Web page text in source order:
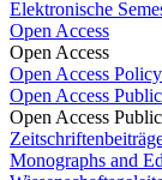
Elektronische
Open Access
Open Access
Open Access Policy
Open Access
Open Access
Monographs and